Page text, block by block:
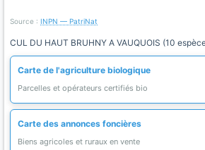
Source : INPN — PatriNat
CUL DU HAUT BRUHNY A VAUQUOIS (10
Carte de l'agriculture biologique
Parcelles et opérateurs certifiés bio
Carte des annonces foncières
Biens agricoles et ruraux en vente